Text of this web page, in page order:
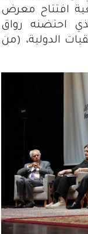
افتتاح معرض
فصول أصيلة 24″، الذي احتضنه رواق
الدولية، (من